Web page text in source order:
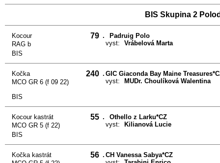
BIS Skupina 2
Kocour 79 .
RAG b
Padruig Polo
vyst:
Vrábelová Marta
BIS
Kočka 240 .
MCO GR 6 (f 09 22)
GIC Giaconda Bay Maine
vyst:
MUDr. Choulíková Walentina
BIS
Kocour kastrát 55 .
MCO GR 5 (f 22)
Othello z Larku*CZ
vyst:
Kilianová Lucie
BIS
Kočka kastrát 56 . CH Vanessa Sabya*CZ